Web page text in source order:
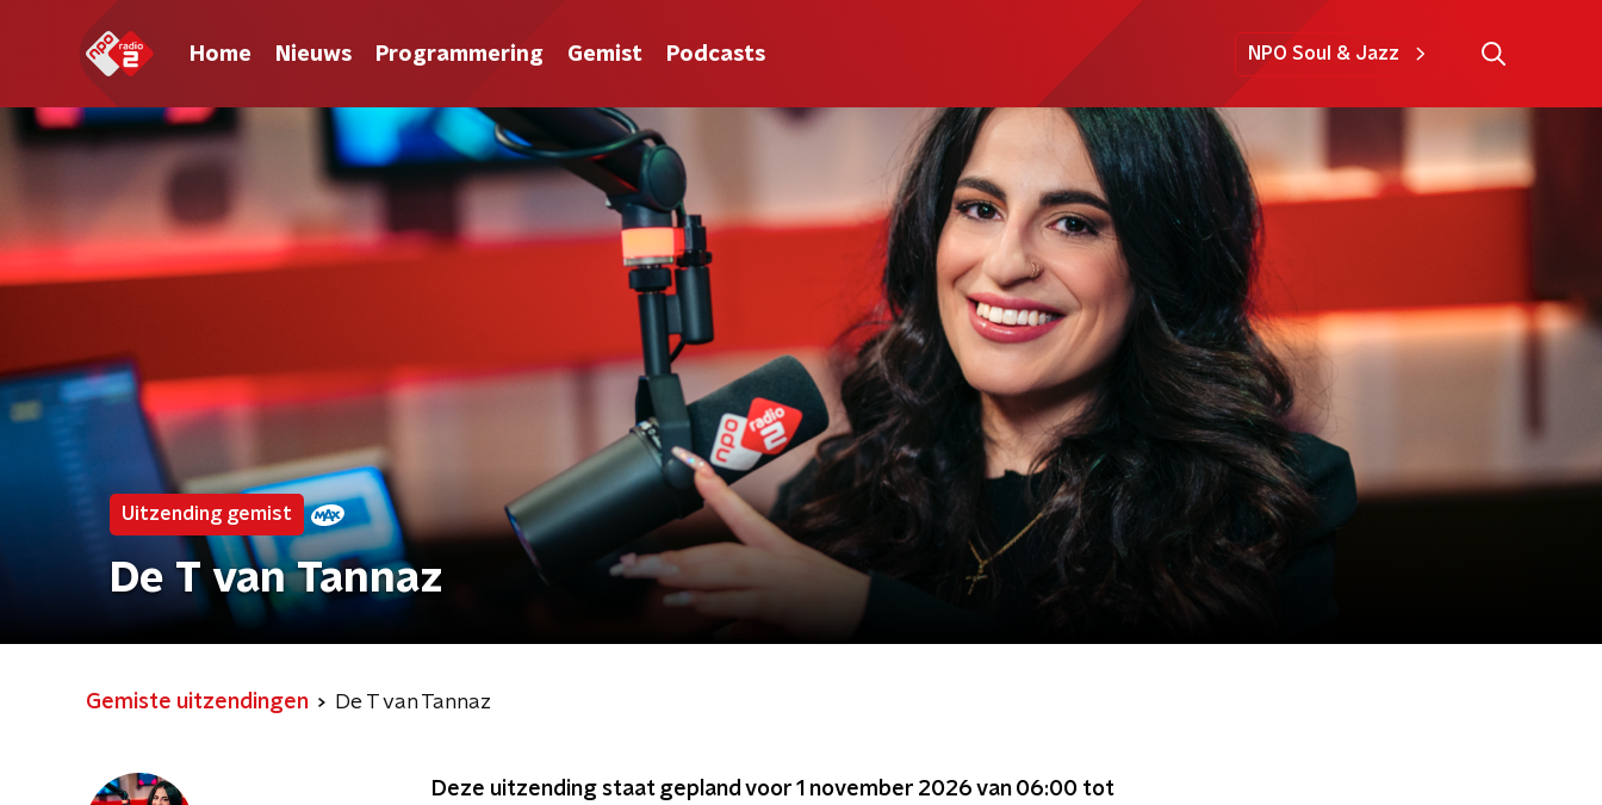
Home Nieuws Programmering Gemist Podcasts NPO Soul & Jazz
Uitzending gemist
De T van Tannaz
Gemiste uitzendingen De T van Tannaz
Deze uitzending staat gepland voor 1 november 2026 van 06:00 tot